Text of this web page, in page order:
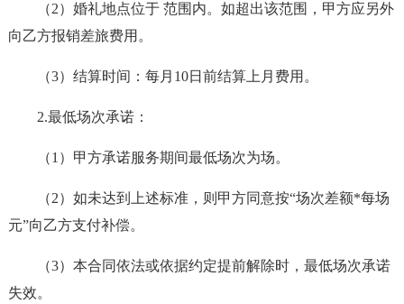
（2）婚礼地点位于 范围内。如超出该范围，甲方应另外
向乙方报销差旅费用。
（3）结算时间：每月10日前结算上月费用。
2.最低场次承诺：
（1）甲方承诺服务期间最低场次为场。
（2）如未达到上述标准，则甲方同意按“场次差额*每场
元”向乙方支付补偿。
（3）本合同依法或依据约定提前解除时，最低场次承诺
失效。